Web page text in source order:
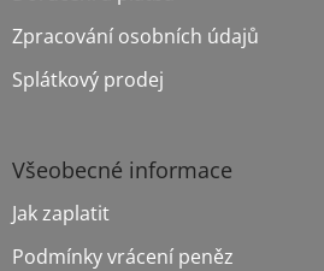
Zpracování osobních údajů
Splátkový prodej
Všeobecné informace
Jak zaplatit
Podmínky vrácení peněz